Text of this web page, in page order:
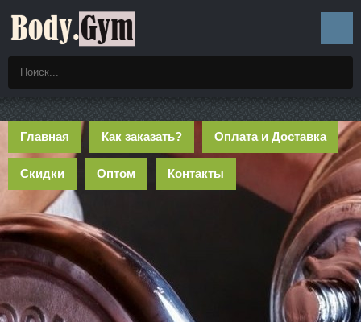
Главная Как заказать? Оплата и Доставка
Скидки Оптом Контакты